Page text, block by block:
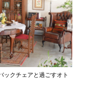
ックチェアと過ごすオト